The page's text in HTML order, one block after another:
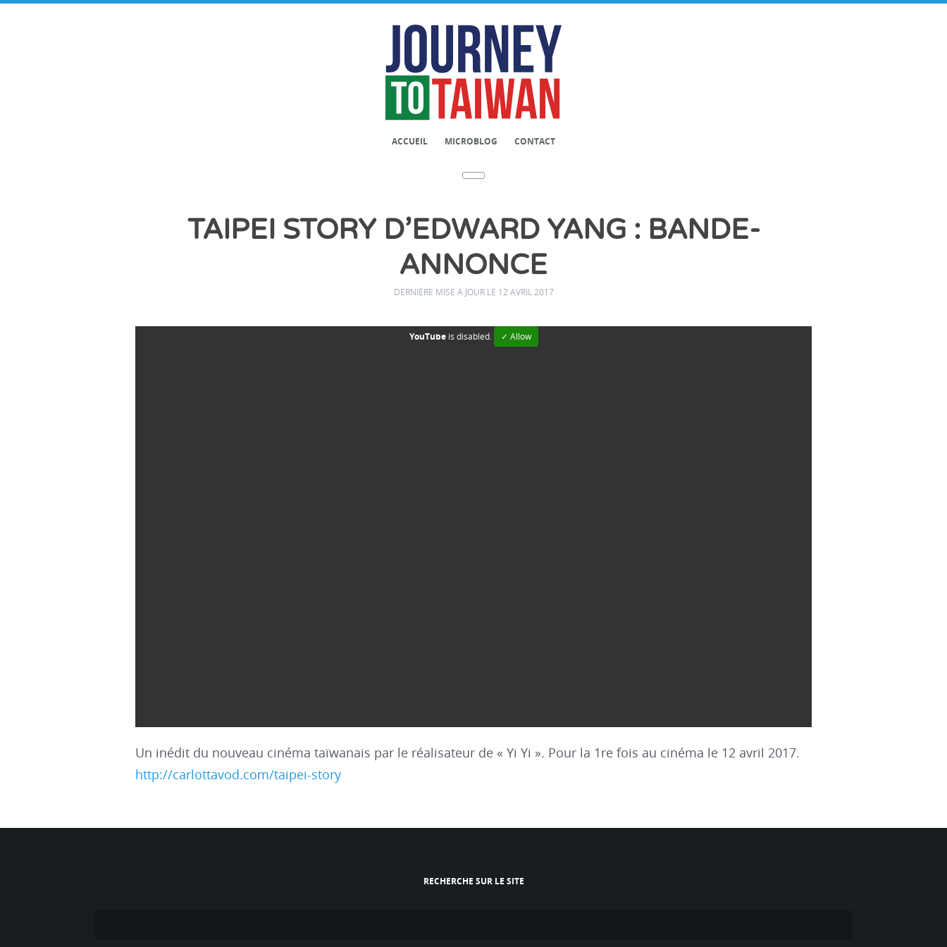
ACCUEIL MICROBLOG CONTACT
TAIPEI STORY D’EDWARD YANG : BANDE-
ANNONCE
DERNIÈRE MISE À JOUR LE 12 AVRIL 2017
YouTubeis disabled. ✓ Allow
Un inédit du nouveau cinéma taïwanais par le réalisateur de « Yi Yi ». Pour la 1re fois au cinéma le 12 avril 2017.
http://carlottavod.com/taipei-story
RECHERCHE SUR LE SITE